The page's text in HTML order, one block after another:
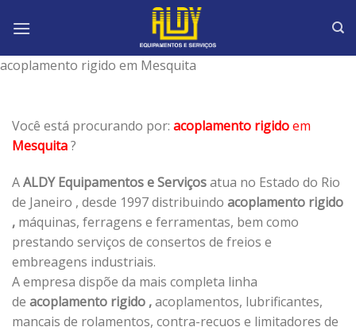
acoplamento rigido em Mesquita
Você está procurando por: acoplamento rigidoem
Mesquita?
AALDY Equipamentos e Serviçosatua no Estado do Rio
de Janeiro , desde 1997 distribuindo acoplamento rigido
, máquinas, ferragens e ferramentas, bem como
prestando serviços de consertos de freios e
embreagens industriais.
A empresa dispõe da mais completa linha
de acoplamento rigido ,acoplamentos, lubrificantes,
mancais de rolamentos, contra-recuos e limitadores de